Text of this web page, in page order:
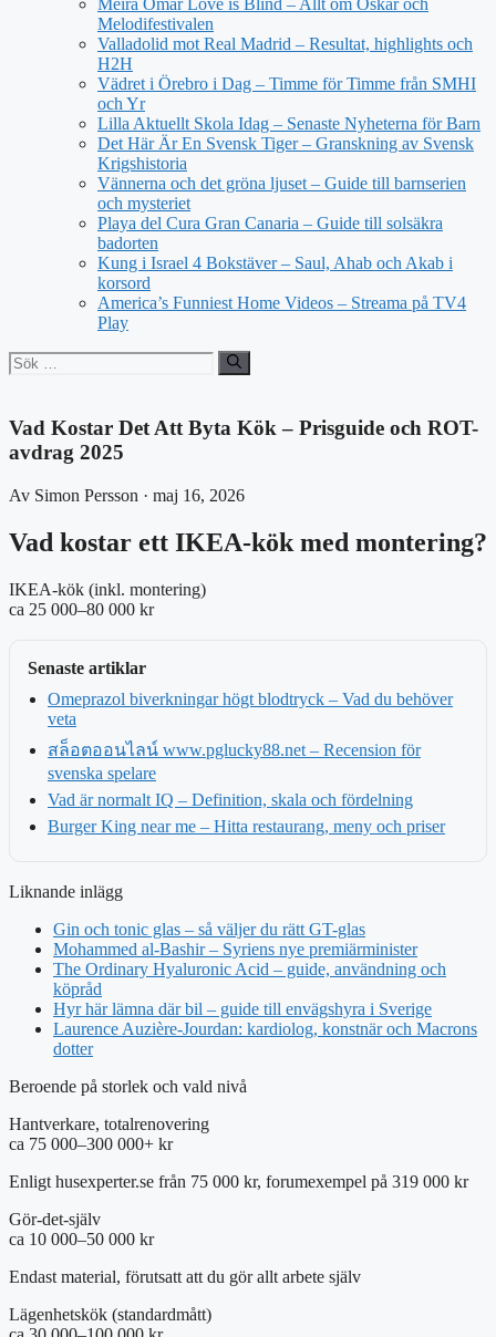
Meira Omar Love is Blind – Allt om Oskar och
Melodifestivalen
Valladolid mot Real Madrid – Resultat, highlights och
H2H
Vädret i Örebro i Dag – Timme för Timme från SMHI
och Yr
Lilla Aktuellt Skola Idag – Senaste Nyheterna för Barn
Det Här Är En Svensk Tiger – Granskning av Svensk
Krigshistoria
Vännerna och det gröna ljuset – Guide till barnserien
och mysteriet
Playa del Cura Gran Canaria – Guide till solsäkra
badorten
Kung i Israel 4 Bokstäver – Saul, Ahab och Akab i
korsord
America’s Funniest Home Videos – Streama på TV4
Play
Sök
efter:
Vad Kostar Det Att Byta Kök – Prisguide och ROT-
avdrag 2025
Av Simon Persson · maj 16, 2026
Vad kostar ett IKEA-kök med montering?
IKEA-kök (inkl. montering)
ca 25 000–80 000 kr
Senaste artiklar
Omeprazol biverkningar högt blodtryck – Vad du behöver
veta
สล็อตออนไลน์ www.pglucky88.net – Recension för
svenska spelare
Vad är normalt IQ – Definition, skala och fördelning
Burger King near me – Hitta restaurang, meny och priser
Liknande inlägg
Gin och tonic glas – så väljer du rätt GT-glas
Mohammed al-Bashir – Syriens nye premiärminister
The Ordinary Hyaluronic Acid – guide, användning och
köpråd
Hyr här lämna där bil – guide till envägshyra i Sverige
Laurence Auzière-Jourdan: kardiolog, konstnär och Macrons
dotter
Beroende på storlek och vald nivå
Hantverkare, totalrenovering
ca 75 000–300 000+ kr
Enligt husexperter.se från 75 000 kr, forumexempel på 319 000 kr
Gör-det-själv
ca 10 000–50 000 kr
Endast material, förutsatt att du gör allt arbete själv
Lägenhetskök (standardmått)